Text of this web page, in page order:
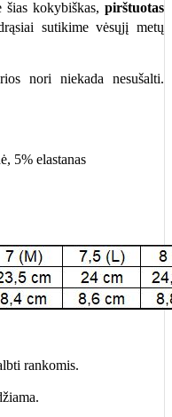
kokybiškas, pirštuotas
sutikime vėsųjį metų
nori niekada nesušalti.
5% elastanas
rankomis.